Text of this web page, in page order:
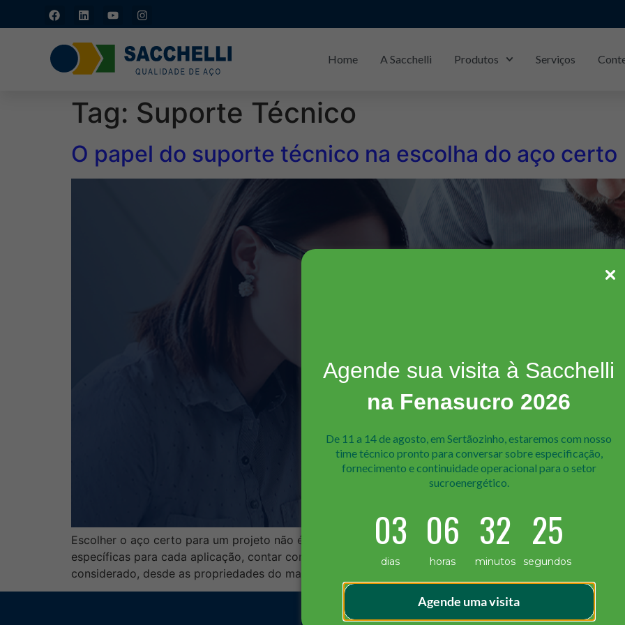
Agende sua visita à Sacchelli
na Fenasucro 2026
De 11 a 14 de agosto, em Sertãozinho, estaremos com nosso
time técnico pr onto para conversar sobre especificação,
fornecimento e continuidade operacional para o setor
sucroenergético.
03
dias
06
horas
32
minutos
24
segundos
Agende uma visita
Home A Sacchelli Produtos Serviços
Tag: Suporte Técnico
O papel do suporte técnico na escolha do aço certo
Escolher o aço certo para um projeto não é apenas uma decisão técnica, mas, sim, estratégica. Com
específicas para cada aplicação, contar com suporte técnico especializado se torna essencial. Esse
considerado, desde as propriedades do material até as condições de uso, trazendo maior […]